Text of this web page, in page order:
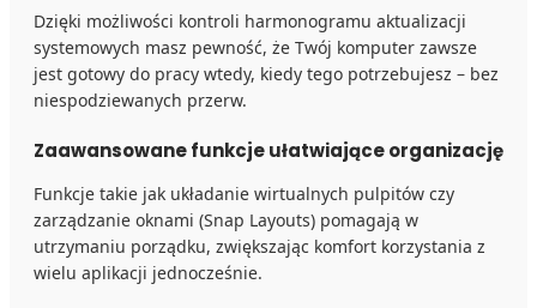
Dzięki możliwości kontroli harmonogramu aktualizacji
systemowych masz pewność, że Twój komputer zawsze
jest gotowy do pracy wtedy, kiedy tego potrzebujesz – bez
niespodziewanych przerw.
Zaawansowane funkcje ułatwiające organizację
Funkcje takie jak układanie wirtualnych pulpitów czy
zarządzanie oknami (Snap Layouts) pomagają w
utrzymaniu porządku, zwiększając komfort korzystania z
wielu aplikacji jednocześnie.